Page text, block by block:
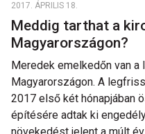
2017. ÁPRILIS 18.
Meddig tarthat a
Magyarországon?
Meredek emelkedőn van
Magyarországon. A
2017 első két hónapjában
építésére adtak ki